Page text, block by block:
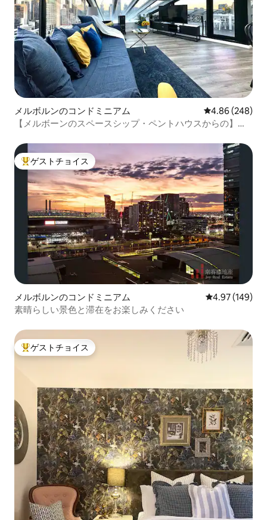
メルボルンのコンドミニアム レビュー248
4.86 (248)
【メルボーンのスペースシップ・ペントハウスからの】絶
大好評のゲストチョイスです。
ゲストチョイス
メルボルンのコンドミニアム レビュー149
4.97 (149)
素晴らしい景色と滞在をお楽しみください
大好評のゲストチョイスです。
ゲストチョイス